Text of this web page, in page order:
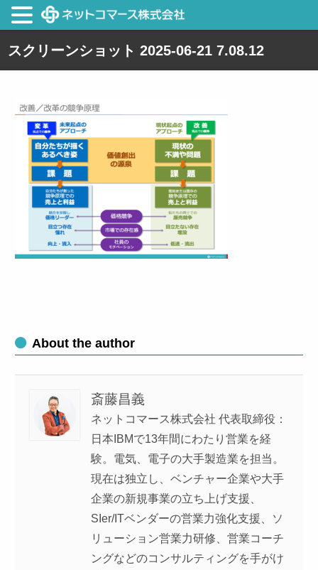
スクリーンショット 2025-06-21 7.08.12
About the author
斎藤昌義
ネットコマース株式会社 代表取締役：
日本IBMで13年間にわたり営業を経
験。電気、電子の大手製造業を担当。
現在は独立し、ベンチャー企業や大手
企業の新規事業の立ち上げ支援、
SIer/ITベンダーの営業力強化支援、ソ
リューション営業力研修、営業コーチ
ングなどのコンサルティングを手がけ